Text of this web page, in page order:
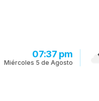
07:37 pm
Miércoles 5 de Agosto